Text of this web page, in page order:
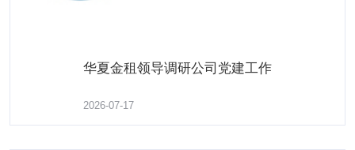
华夏金租领导调研公司党建工作
2026-07-17